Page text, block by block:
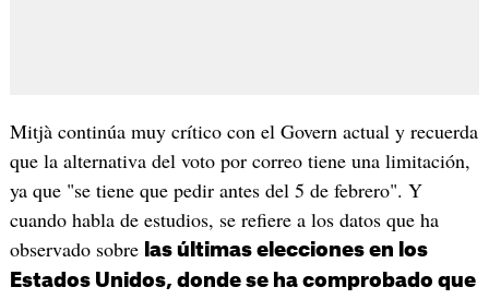
Mitjà continúa muy crítico con el Govern actual y recuerda
que la alternativa del voto por correo tiene una limitación,
ya que "se tiene que pedir antes del 5 de febrero". Y
cuando habla de estudios, se refiere a los datos que ha
observado sobre las últimas elecciones en los
Estados Unidos, donde se ha comprobado que